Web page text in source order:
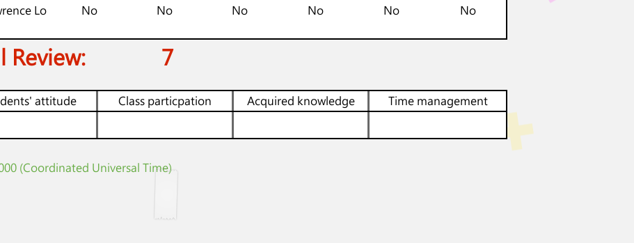
Lo No No No No No No
7
Review:
attitude Class particpation Acquired knowledge Time management
(Coordinated Universal Time)